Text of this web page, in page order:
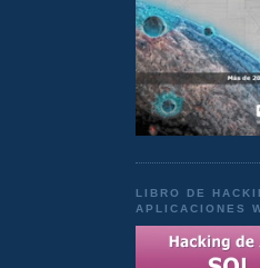
LIBRO DE
APLICACIONES